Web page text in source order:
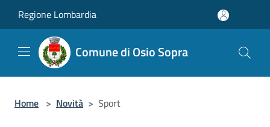
Regione Lombardia
Comune di Osio Sopra
Home > Novità > Sport